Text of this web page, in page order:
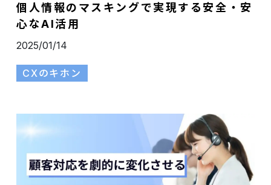
個人情報のマスキングで実現する安全・安
心なAI活用
2025/01/14
CXのキホン